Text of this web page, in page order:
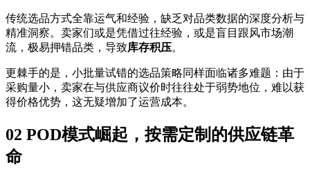
传统选品方式全靠运气和经验，缺乏对品类数据的深度分析与
精准洞察。卖家们或是凭借过往经验，或是盲目跟风市场潮
流，极易押错品类，导致库存积压。
更棘手的是，小批量试错的选品策略同样面临诸多难题：由于
采购量小，卖家在与供应商议价时往往处于弱势地位，难以获
得价格优势，这无疑增加了运营成本。
02 POD模式崛起，按需定制的供应链革
命